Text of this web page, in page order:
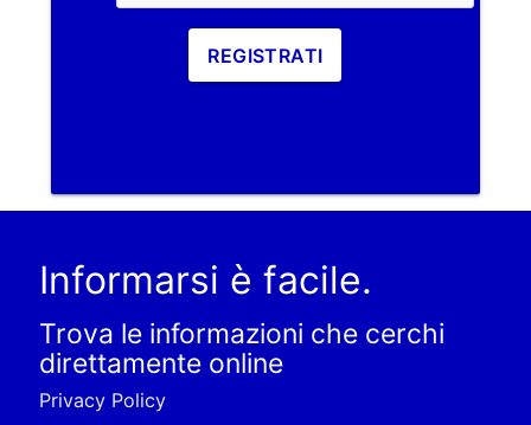
REGISTRATI
Informarsi è facile.
Trova le informazioni che cerchi
direttamente online
Privacy Policy